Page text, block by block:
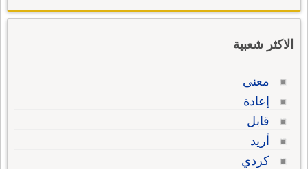
الاكثر شعبية
معنى
إعادة
قابل
أريد
كردي